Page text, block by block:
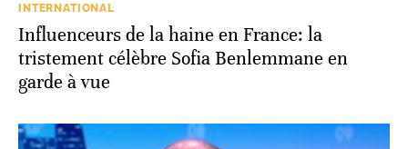
INTERNATIONAL
Influenceurs de la haine en France: la
tristement célèbre Sofia Benlemmane en
garde à vue